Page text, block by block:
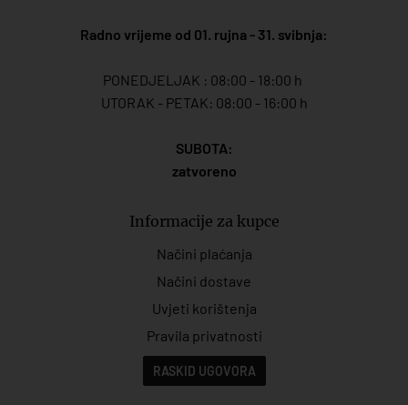
Radno vrijeme od 01. rujna - 31. svibnja:
PONEDJELJAK : 08:00 - 18:00 h
UTORAK - PETAK: 08:00 - 16:00 h
SUBOTA:
zatvoreno
Informacije za kupce
Načini plaćanja
Načini dostave
Uvjeti korištenja
Pravila privatnosti
RASKID UGOVORA